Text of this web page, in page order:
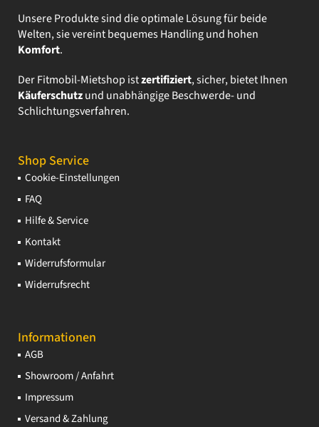
Unsere Produkte sind die optimale Lösung für beide
Welten, sie vereint bequemes Handling und hohen
Komfort.
Der Fitmobil-Mietshop istzertifiziert, sicher, bietet Ihnen
Käuferschutzund unabhängige Beschwerde- und
Schlichtungsverfahren.
Shop Service
Cookie-Einstellungen
FAQ
Hilfe & Service
Kontakt
Widerrufsformular
Widerrufsrecht
Informationen
AGB
Showroom / Anfahrt
Impressum
Versand & Zahlung